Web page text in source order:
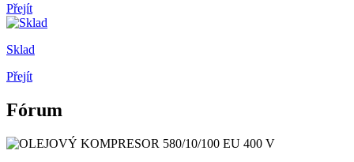
Přejít
Sklad
Přejít
Fórum